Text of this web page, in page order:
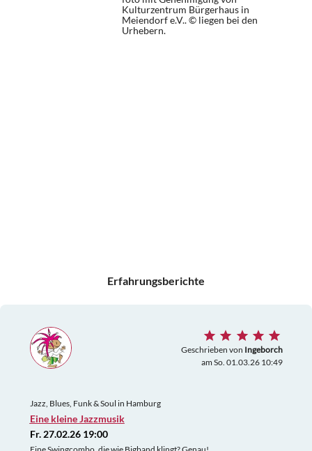
Kulturzentrum Bürgerhaus in
Meiendorf e.V.. © liegen bei den
Urhebern.
Erfahrungsberichte
Geschrieben von Ingeborch
am So. 01.03.26 10:49
Jazz, Blues, Funk & Soul in Hamburg
Eine kleine Jazzmusik
Fr. 27.02.26 19:00